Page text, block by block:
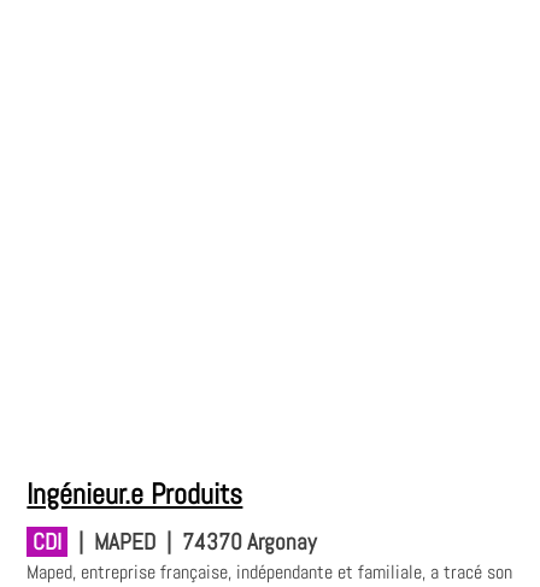
Ingénieur.e Produits
CDI | MAPED | 74370 Argonay
Maped, entreprise française, indépendante et familiale, a tracé son